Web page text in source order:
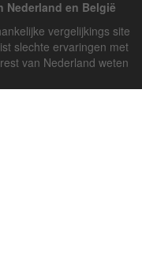
en België
vergelijkings site
slechte ervaringen met
van Nederland weten